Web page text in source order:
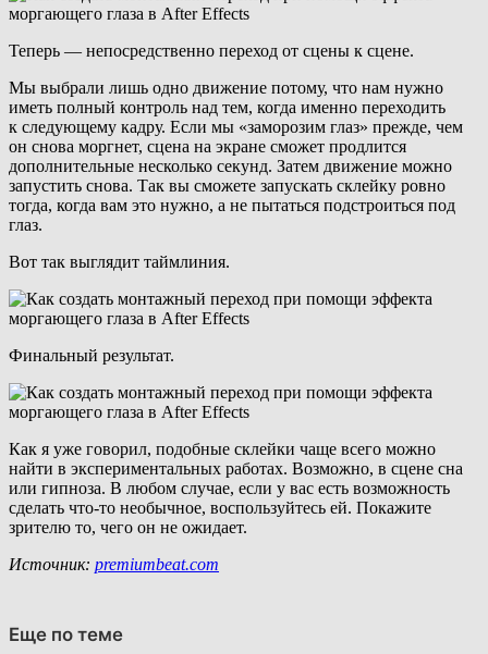
Теперь — непосредственно переход от сцены к сцене.
Мы выбрали лишь одно движение потому, что нам нужно
иметь полный контроль над тем, когда именно переходить
к следующему кадру. Если мы «заморозим глаз» прежде, чем
он снова моргнет, сцена на экране сможет продлится
дополнительные несколько секунд. Затем движение можно
запустить снова. Так вы сможете запускать склейку ровно
тогда, когда вам это нужно, а не пытаться подстроиться под
глаз.
Вот так выглядит таймлиния.
Финальный результат.
Как я уже говорил, подобные склейки чаще всего можно
найти в экспериментальных работах. Возможно, в сцене сна
или гипноза. В любом случае, если у вас есть возможность
сделать что-то необычное, воспользуйтесь ей. Покажите
зрителю то, чего он не ожидает.
Источник: premiumbeat.com
Еще по теме